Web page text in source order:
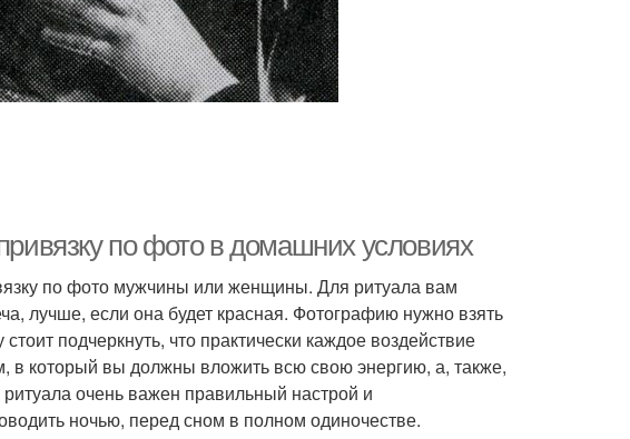
по фото в домашних условиях
по фото мужчины или женщины. Для ритуала вам
лучше, если она будет красная. Фотографию нужно взять
подчеркнуть, что практически каждое воздействие
в который вы должны вложить всю свою энергию, а, также,
очень важен правильный настрой и
ночью, перед сном в полном одиночестве.